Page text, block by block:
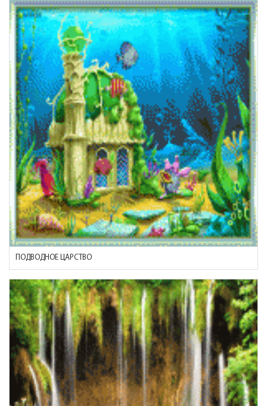
ПОДВОДНОЕ ЦАРСТВО